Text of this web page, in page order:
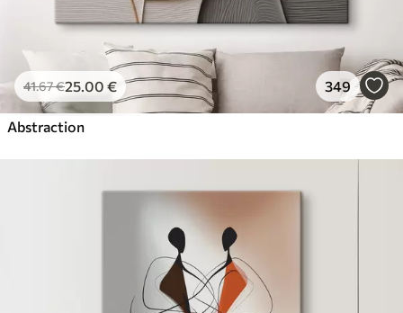
41.67€25.00 € 349
Abstraction